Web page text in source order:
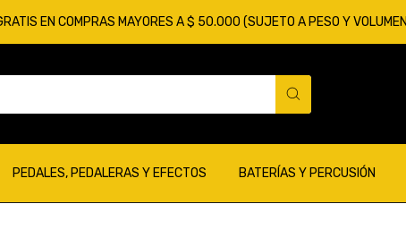
EN COMPRAS MAYORES A $ 50.000 (SUJETO A PESO Y
PEDALES, PEDALERAS Y EFECTOS BATERÍAS Y PERCUSIÓN